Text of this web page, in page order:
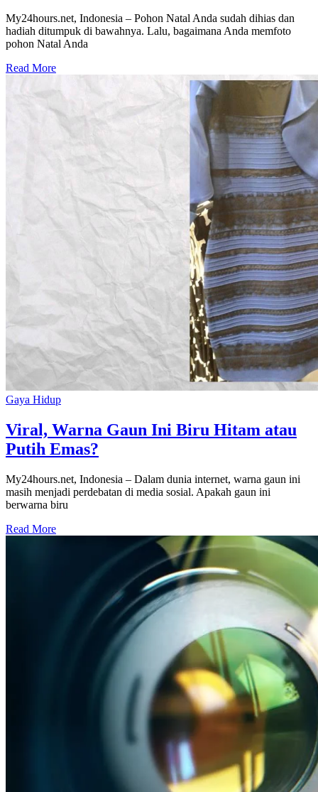
My24hours.net, Indonesia – Pohon Natal Anda sudah dihias dan
hadiah ditumpuk di bawahnya. Lalu, bagaimana Anda memfoto
pohon Natal Anda
Read More
Gaya Hidup
Viral, Warna Gaun Ini Biru Hitam atau
Putih Emas?
My24hours.net, Indonesia – Dalam dunia internet, warna gaun ini
masih menjadi perdebatan di media sosial. Apakah gaun ini
berwarna biru
Read More